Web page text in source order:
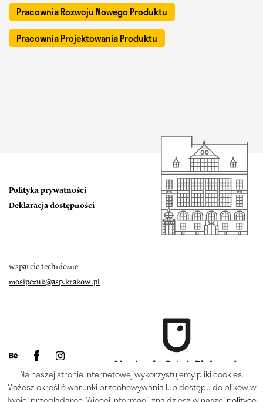
Pracownia Rozwoju Nowego Produktu
Pracownia Projektowania Produktu
Polityka prywatności
Deklaracja dostępności
wsparcie techniczne
mosipczuk@asp.krakow.pl
Na naszej stronie internetowej wykorzystujemy pliki cookies.
Możesz określić warunki przechowywania lub dostępu do plików w